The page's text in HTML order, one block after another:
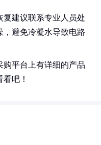
复建议联系专业人员处
，避免冷凝水导致电路
购平台上有详细的产品
吧！